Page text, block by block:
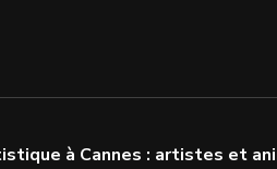
à Cannes : artistes et